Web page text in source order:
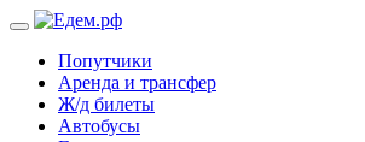
Попутчики
Аренда и трансфер
Ж/д билеты
Автобусы